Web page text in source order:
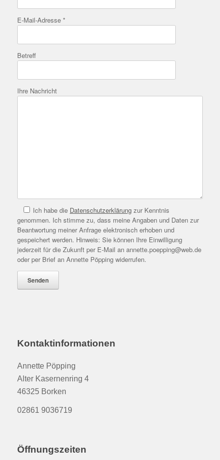
Bitte lasse dieses Feld leer.
E-Mail-Adresse *
Bitte lasse dieses Feld leer.
Betreff
Bitte lasse dieses Feld leer.
Ihre Nachricht
Ich habe die Datenschutzerklärung zur Kenntnis
genommen. Ich stimme zu, dass meine Angaben und Daten zur
Beantwortung meiner Anfrage elektronisch erhoben und
gespeichert werden. Hinweis: Sie können Ihre Einwilligung
jederzeit für die Zukunft per E-Mail an annette.poepping@web.de
oder per Brief an Annette Pöpping widerrufen.
Kontaktinformationen
Annette Pöpping
Alter Kasernenring 4
46325 Borken
02861 9036719
Öffnungszeiten